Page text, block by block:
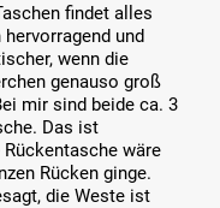
findet alles
und
wenn die
genauso groß
mir sind beide ca. 3
Das ist
wäre
Rücken ginge.
die Weste ist